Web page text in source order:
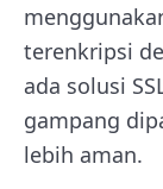
terenkripsi
ada solusi
gampang
lebih aman.